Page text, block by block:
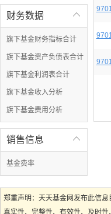

财务数据
旗下基金财务指标合计
旗下基金资产负债表合计
旗下基金利润表合计
旗下基金收入分析
旗下基金费用分析

销售信息
基金费率
郑重声明：天天基金网发布此信
真实性、完整性、有效性、及时